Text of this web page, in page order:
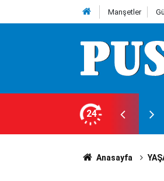
Manşetler
24
2 ay sonra teşekkür
Anasayfa